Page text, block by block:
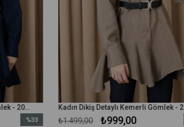
Kadın Dikiş Detaylı Kemerli Gömlek - 20708GML - Lacivert
%33
₺999,00
₺1.499,00